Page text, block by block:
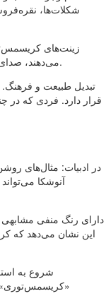
شکلات‌ها،
می‌دهند، صدای می‌زنند، تکان می‌خورند)، ممکن است باعث تحریک ناخودآگاه شوند و انتظارات از بدن انسانی را نقض کنند.
تبدیل طبیعت و
قرار دارد. فردی که
در ادبیات: مثال‌های
آنوشکا
«کریسمس‌توری»